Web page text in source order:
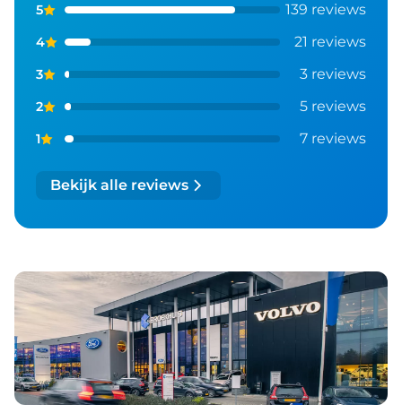
5 139 reviews
4 21 reviews
3 3 reviews
2 5 reviews
1 7 reviews
Bekijk alle reviews